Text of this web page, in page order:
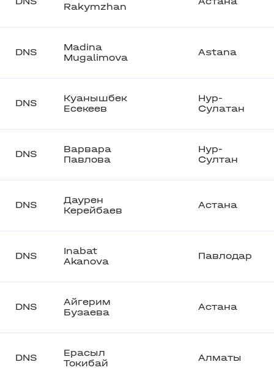
Rakymzhan
DNS
Madina
Mugalimova
Astana
DNS
Куанышбек
Есекеев
Нур-
Сулатан
DNS
Варвара
Павлова
Нур-
Султан
DNS
Даурен
Керейбаев
Астана
DNS
Inabat
Akanova
Павлодар
DNS
Айгерим
Бузаева
Астана
DNS
Ерасыл
Токибай
Алматы